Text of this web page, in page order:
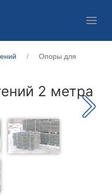
Опоры для
2 метра